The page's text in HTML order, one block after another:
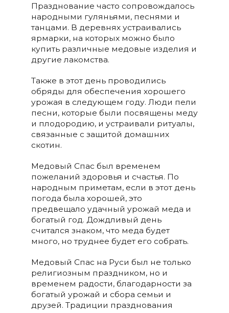
Празднование часто сопровождалось
народными гуляньями, песнями и
танцами. В деревнях устраивались
ярмарки, на которых можно было
купить различные медовые изделия и
другие лакомства.
Также в этот день проводились
обряды для обеспечения хорошего
урожая в следующем году. Люди пели
песни, которые были посвящены меду
и плодородию, и устраивали ритуалы,
связанные с защитой домашних
скотин.
Медовый Спас был временем
пожеланий здоровья и счастья. По
народным приметам, если в этот день
погода была хорошей, это
предвещало удачный урожай меда и
богатый год. Дождливый день
считался знаком, что меда будет
много, но труднее будет его собрать.
Медовый Спас на Руси был не только
религиозным праздником, но и
временем радости, благодарности за
богатый урожай и сбора семьи и
друзей. Традиции празднования